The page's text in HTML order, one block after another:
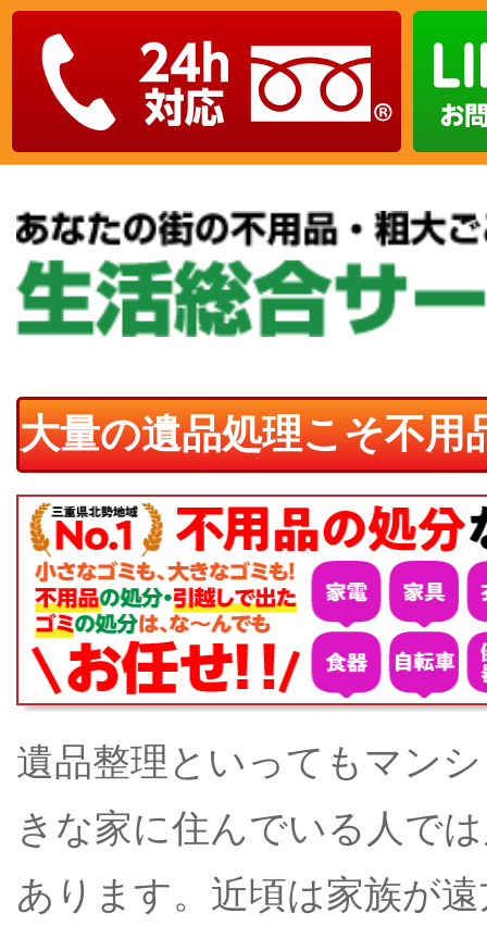
大量の遺品処理こそ不用
遺品整理といってもマン
きな家に住んでいる人で
あります。近頃は家族が